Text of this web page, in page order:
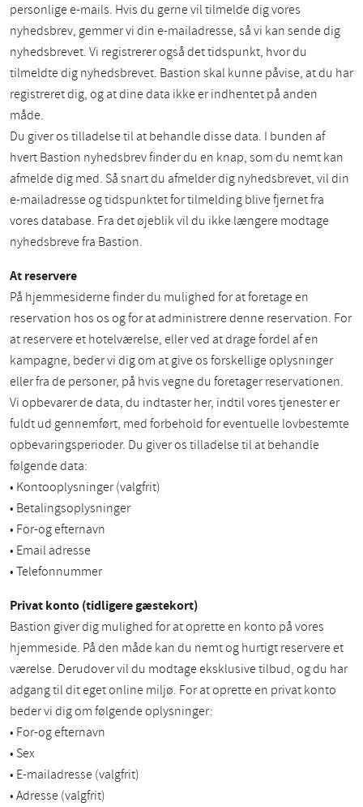
personlige e-mails. Hvis du gerne vil tilmelde dig vores
nyhedsbrev, gemmer vi din e-mailadresse, så vi kan sende dig
nyhedsbrevet. Vi registrerer også det tidspunkt, hvor du
tilmeldte dig nyhedsbrevet. Bastion skal kunne påvise, at du har
registreret dig, og at dine data ikke er indhentet på anden
måde.
Du giver os tilladelse til at behandle disse data. I bunden af
hvert Bastion nyhedsbrev finder du en knap, som du nemt kan
afmelde dig med. Så snart du afmelder dig nyhedsbrevet, vil din
e-mailadresse og tidspunktet for tilmelding blive fjernet fra
vores database. Fra det øjeblik vil du ikke længere modtage
nyhedsbreve fra Bastion.
At reservere
På hjemmesiderne finder du mulighed for at foretage en
reservation hos os og for at administrere denne reservation. For
at reservere et hotelværelse, eller ved at drage fordel af en
kampagne, beder vi dig om at give os forskellige oplysninger
eller fra de personer, på hvis vegne du foretager reservationen.
Vi opbevarer de data, du indtaster her, indtil vores tjenester er
fuldt ud gennemført, med forbehold for eventuelle lovbestemte
opbevaringsperioder. Du giver os tilladelse til at behandle
følgende data:
• Kontooplysninger (valgfrit)
• Betalingsoplysninger
• For-og efternavn
• Email adresse
• Telefonnummer
Privat konto (tidligere gæstekort)
Bastion giver dig mulighed for at oprette en konto på vores
hjemmeside. På den måde kan du nemt og hurtigt reservere et
værelse. Derudover vil du modtage eksklusive tilbud, og du har
adgang til dit eget online miljø. For at oprette en privat konto
beder vi dig om følgende oplysninger:
• For-og efternavn
• Sex
• E-mailadresse (valgfrit)
• Adresse (valgfrit)